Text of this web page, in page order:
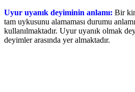
Uyur uyanık deyiminin anlamı: Bir
tam uykusunu alamaması durumu
kullanılmaktadır. Uyur uyanık olmak
deyimler arasında yer almaktadır.